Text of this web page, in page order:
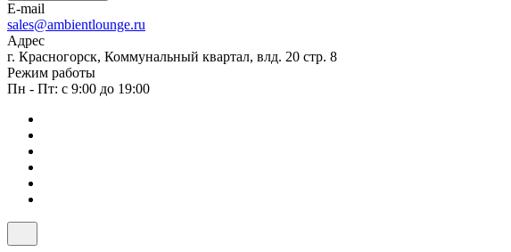
E-mail
sales@ambientlounge.ru
Адрес
г. Красногорск, Коммунальный квартал, влд. 20 стр. 8
Режим работы
Пн - Пт: с 9:00 до 19:00